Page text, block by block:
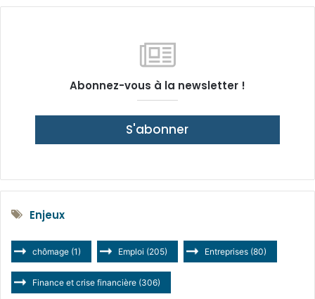
Abonnez-vous à la newsletter !
S'abonner
Enjeux
chômage (1) Emploi (205) Entreprises (80)
Finance et crise financière (306)